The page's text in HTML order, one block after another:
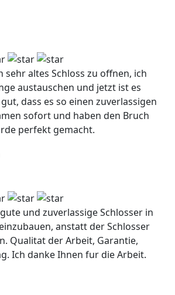
sehr altes Schloss zu offnen, ich
austauschen und jetzt ist es
dass es so einen zuverlassigen
sofort und haben den Bruch
perfekt gemacht.
und zuverlassige Schlosser in
anstatt der Schlosser
Qualitat der Arbeit, Garantie,
Ich danke Ihnen fur die Arbeit.